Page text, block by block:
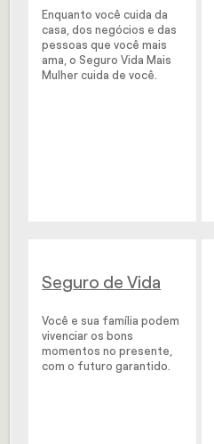
Enquanto você cuida da
casa, dos negócios e das
pessoas que você mais
ama, o Seguro Vida Mais
Mulher cuida de você.
Seguro de Vida
Você e sua família podem
vivenciar os bons
momentos no presente,
com o futuro garantido.